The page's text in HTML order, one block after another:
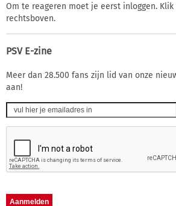
Om te reageren moet je eerst inloggen.
rechtsboven.
PSV E-zine
Meer dan 28.500 fans zijn lid van onze
aan!